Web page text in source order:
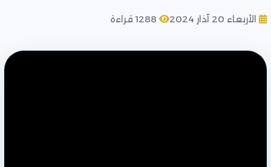
الأربعاء 20 آذار 2024